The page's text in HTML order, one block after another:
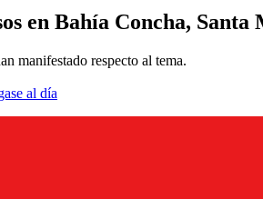
en Bahía Concha, Santa
manifestado respecto al tema.
al día